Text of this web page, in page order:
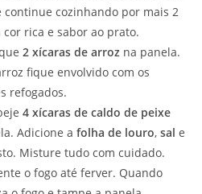
continue cozinhando por mais 2
rica e sabor ao prato.
2 xícaras de arroz na panela.
fique envolvido com os
refogados.
4 xícaras de caldo de peixe
Adicione a folha de louro, sal e
Misture tudo com cuidado.
o fogo até ferver. Quando